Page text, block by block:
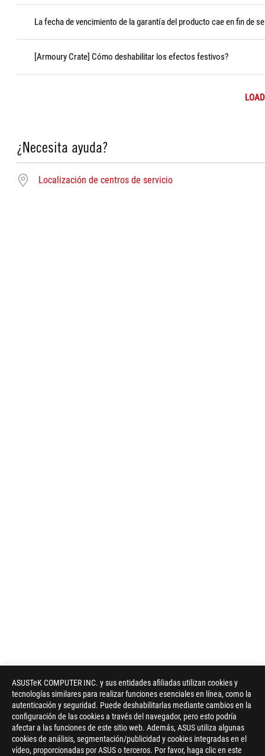
ASUSTeK COMPUTER INC. y sus entidades afiliadas utilizan cookies y
tecnologías similares para realizar funciones esenciales en línea, como la
autenticación y seguridad. Puede deshabilitarlas mediante cambios en la
configuración de las cookies a través del navegador, pero esto podría
afectar a las funciones de este sitio web. Además, ASUS utiliza algunas
cookies de análisis, segmentación/publicidad y cookies integradas en el
vídeo, proporcionadas por ASUS o terceros. Por favor, haga clic en este
La fecha de vencimiento de la garantía del producto cae en fin de
[Armoury Crate] Cómo deshabilitar los efectos festivos?
¿Necesita ayuda?
Localización de centros de servicio